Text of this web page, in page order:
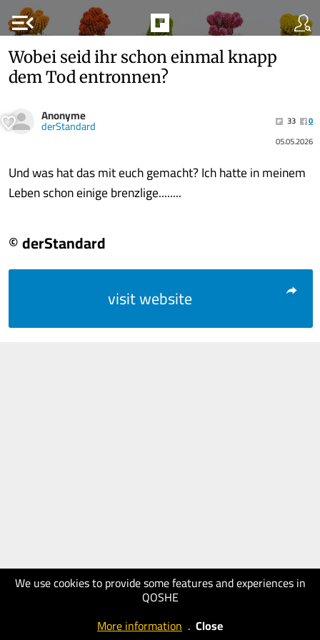
menu_open
We use cookies to provide some features and experiences in
QOSHE
More information . Close
Wobei seid ihr schon einmal knapp
dem Tod entronnen?
Anonyme
derStandard 33
0
05.05.2026
Und was hat das mit euch gemacht? Ich hatte in meinem
Leben schon einige brenzlige........
© derStandard
visit website